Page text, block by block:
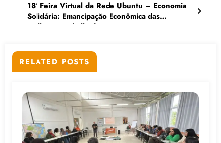
18ª Feira Virtual da Rede Ubuntu – Economia
Solidária: Emancipação Econômica das
Mulheres Trabalhadoras
RELATED POSTS